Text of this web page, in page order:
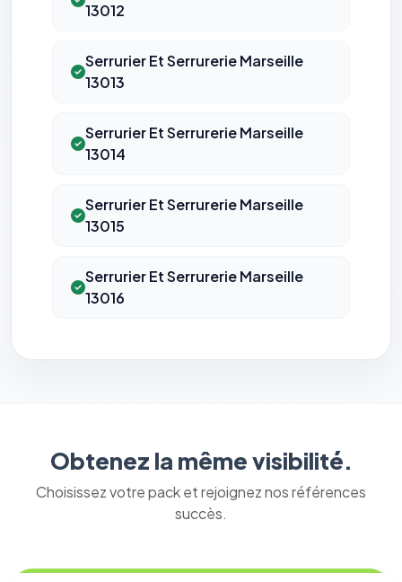
13012
Serrurier Et Serrurerie Marseille
13013
Serrurier Et Serrurerie Marseille
13014
Serrurier Et Serrurerie Marseille
13015
Serrurier Et Serrurerie Marseille
13016
Obtenez la même visibilité.
Choisissez votre pack et rejoignez nos références
succès.
Cookies essentiels TOUJOURS ACTIF
Nécessaires au fonctionnement du site : session, sécurité,
mémorisation de vos choix de consentement. Ils ne